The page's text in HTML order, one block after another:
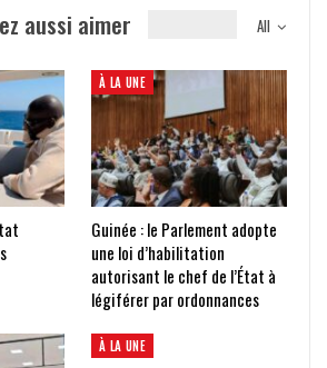
All
aussi aimer
À LA UNE
Guinée : le Parlement adopte
une loi d’habilitation
autorisant le chef de l’État à
légiférer par ordonnances
À LA UNE